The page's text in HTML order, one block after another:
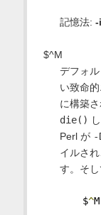
記憶法: -i
$^M
デフォ
い致命
に構築
die()
Perl が -
イルさ
す。そし
$^M